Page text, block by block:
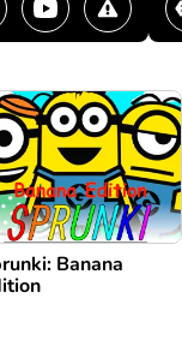
Banana